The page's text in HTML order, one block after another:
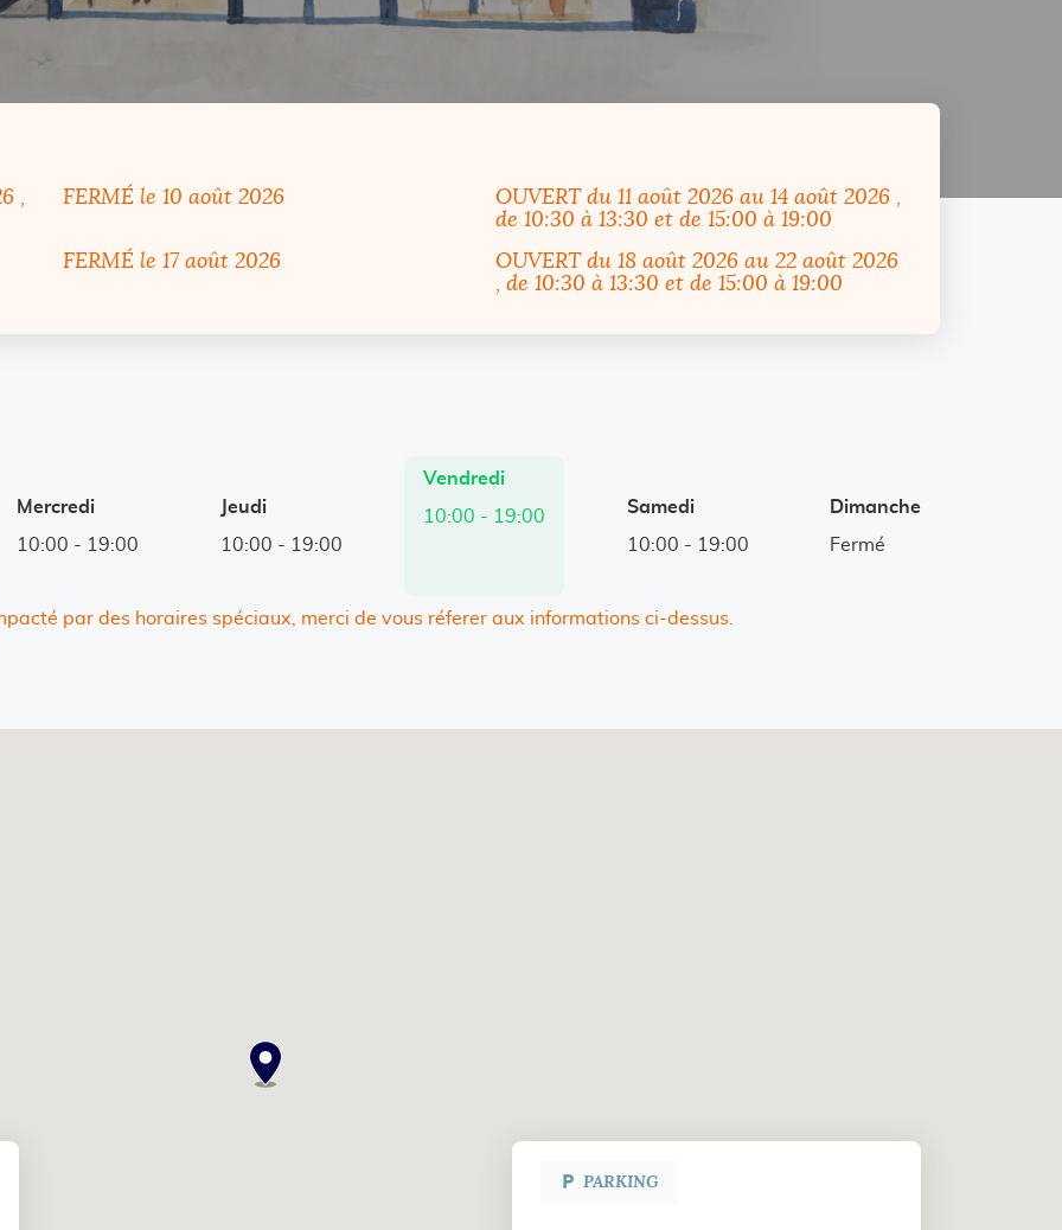
DE
,
FERMÉ le 10 août 2026 OUVERT du 11 août 2026 au 14 août 2026 ,
de 10:30 à 13:30 et de 15:00 à 19:00
FERMÉ le 17 août 2026 OUVERT du 18 août 2026 au 22 août 2026
, de 10:30 à 13:30 et de 15:00 à 19:00
Mercredi
10:00 - 19:00
Jeudi
10:00 - 19:00
Horaires
Vendredi
10:00 - 19:00
par des horaires spéciaux, merci de vous réferer aux informations ci-dessus.
Samedi
10:00 - 19:00
Dimanche
Fermé
PARKING